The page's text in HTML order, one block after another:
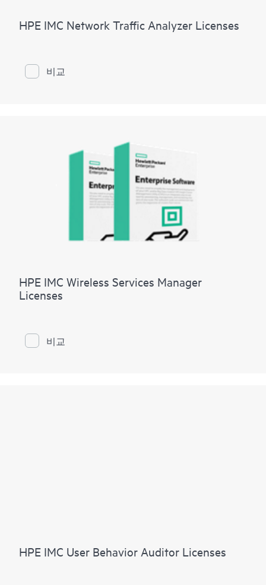
HPE IMC Network Traffic Analyzer Licenses
비교
HPE IMC Wireless Services Manager
Licenses
비교
HPE IMC User Behavior Auditor Licenses